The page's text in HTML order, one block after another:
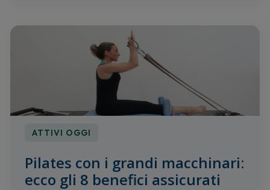
ATTIVI OGGI
Pilates con i grandi macchinari:
ecco gli 8 benefici assicurati